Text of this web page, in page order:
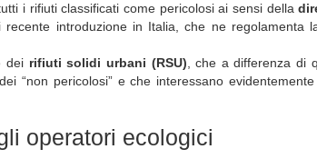
i rifiuti classificati come pericolosi ai sensi della
recente introduzione in Italia, che ne regolamenta
dei rifiuti solidi urbani (RSU) , che a differenza di
“non pericolosi” e che interessano
operatori ecologici